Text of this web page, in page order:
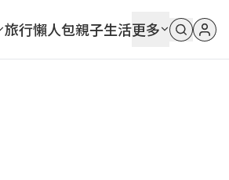
旅行懶人包親子生活更多